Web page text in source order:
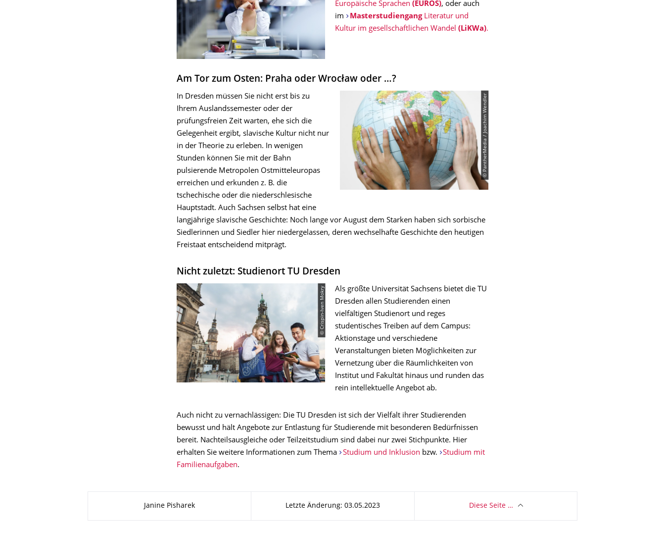
Europäische Sprachen (EUROS), oder auch
im
MasterstudiengangLiteratur und
Kultur im gesellschaftlichen Wandel (LiKWa).
Am Tor zum Osten: Praha oder Wrocław oder …?
© PantherMedia / Joachim Wendler
In Dresden müssen Sie nicht erst bis zu
Ihrem Auslandssemester oder der
prüfungsfreien Zeit warten, ehe sich die
Gelegenheit ergibt, slavische Kultur nicht nur
in der Theorie zu erleben. In wenigen
Stunden können Sie mit der Bahn
pulsierende Metropolen Ostmitteleuropas
erreichen und erkunden z. B. die
tschechische oder die niederschlesische
Hauptstadt. Auch Sachsen selbst hat eine
langjährige slavische Geschichte: Noch lange vor August dem Starken haben sich sorbische
Siedlerinnen und Siedler hier niedergelassen, deren wechselhafte Geschichte den heutigen
Freistaat entscheidend mitprägt.
Nicht zuletzt: Studienort TU Dresden
© Crispin-Iven Mokry
Als größte Universität Sachsens bietet die TU
Dresden allen Studierenden einen
vielfältigen Studienort und reges
studentisches Treiben auf dem Campus:
Aktionstage und verschiedene
Veranstaltungen bieten Möglichkeiten zur
Vernetzung über die Räumlichkeiten von
Institut und Fakultät hinaus und runden das
rein intellektuelle Angebot ab.
Auch nicht zu vernachlässigen: Die TU Dresden ist sich der Vielfalt ihrer Studierenden
bewusst und hält Angebote zur Entlastung für Studierende mit besonderen Bedürfnissen
bereit. Nachteilsausgleiche oder Teilzeitstudium sind dabei nur zwei Stichpunkte. Hier
erhalten Sie weitere Informationen zum Thema
Studium und Inklusion bzw.
Studium mit
Familienaufgaben.
Janine Pisharek Letzte Änderung: 03.05.2023 Diese Seite …